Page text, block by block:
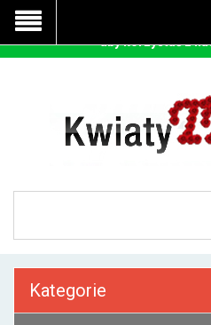
Kategorie
Nasza strona korzysta z
prawidłowego działania.
aby korzystać z